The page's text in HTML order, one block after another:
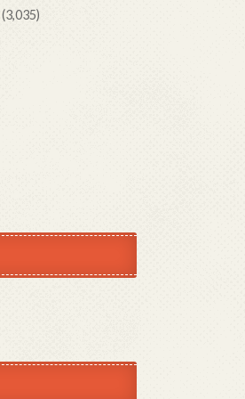
(3,035)